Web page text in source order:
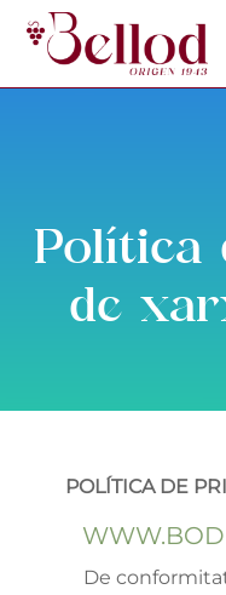
Política
de
POLÍTICA DE
De